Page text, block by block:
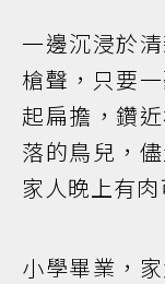
一邊沉浸於
槍聲，只要
起扁擔，鑽
落的鳥兒，
家人晚上有肉
小學畢業，